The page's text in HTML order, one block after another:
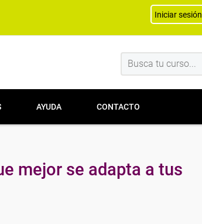
Iniciar sesión
AYUDA CONTACTO
mejor se adapta a tus